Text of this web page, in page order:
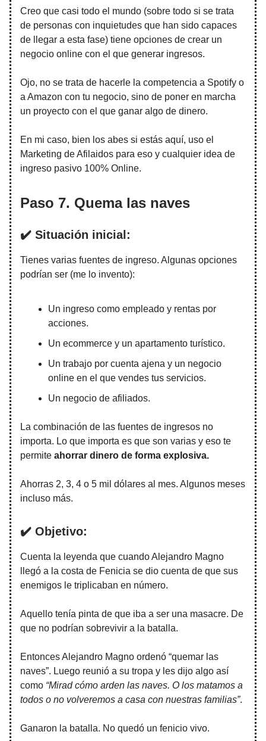
Creo que casi todo el mundo (sobre todo si se trata
de personas con inquietudes que han sido capaces
de llegar a esta fase) tiene opciones de crear un
negocio online con el que generar ingresos.
Ojo, no se trata de hacerle la competencia a Spotify o
a Amazon con tu negocio, sino de poner en marcha
un proyecto con el que ganar algo de dinero.
En mi caso, bien los abes si estás aquí, uso el
Marketing de Afilaidos para eso y cualquier idea de
ingreso pasivo 100% Online.
Paso 7. Quema las naves
✔️ Situación inicial:
Tienes varias fuentes de ingreso. Algunas opciones
podrían ser (me lo invento):
Un ingreso como empleado y rentas por
acciones.
Un ecommerce y un apartamento turístico.
Un trabajo por cuenta ajena y un negocio
online en el que vendes tus servicios.
Un negocio de afiliados.
La combinación de las fuentes de ingresos no
importa. Lo que importa es que son varias y eso te
permite ahorrar dinero de forma explosiva.
Ahorras 2, 3, 4 o 5 mil dólares al mes. Algunos meses
incluso más.
✔️ Objetivo:
Cuenta la leyenda que cuando Alejandro Magno
llegó a la costa de Fenicia se dio cuenta de que sus
enemigos le triplicaban en número.
Aquello tenía pinta de que iba a ser una masacre. De
que no podrían sobrevivir a la batalla.
Entonces Alejandro Magno ordenó “quemar las
naves”. Luego reunió a su tropa y les dijo algo así
como “Mirad cómo arden las naves. O los matamos a
todos o no volveremos a casa con nuestras familias”.
Ganaron la batalla. No quedó un fenicio vivo.